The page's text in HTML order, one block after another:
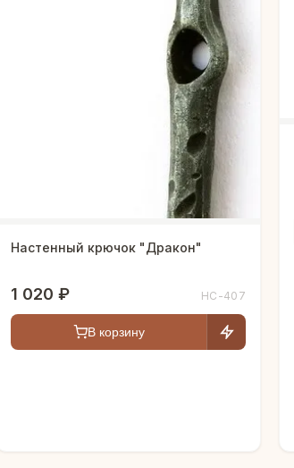
Настенный крючок "Дракон"
1 020 ₽ HC-407
В корзину